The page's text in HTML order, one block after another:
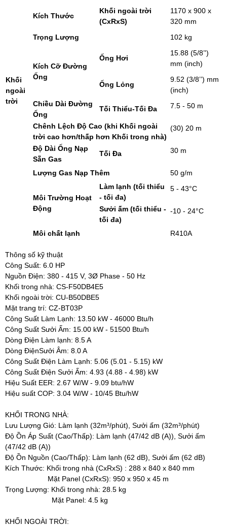
Khối
ngoài
trời
Kích Thước
Khối ngoài trời
(CxRxS)
1170 x 900 x
320 mm
Trọng Lượng
102 kg
Kích Cỡ Đường
Ống
Ống Hơi
15.88 (5/8’')
mm (inch)
Ống Lỏng
9.52 (3/8’’) mm
(inch)
Chiều Dài Đường
Ống
Tối Thiểu-Tối Đa 7.5 - 50 m
Chênh Lệch Độ Cao (khi Khối ngoài
trời cao hơn/thấp hơn Khối trong nhà)
(30) 20 m
Độ Dài Ống Nạp
Sẵn Gas
Tối Đa 30 m
Lượng Gas Nạp Thêm 50 g/m
Môi Trường Hoạt
Động
Làm lạnh (tối thiểu
- tối đa)
5 - 43°C
Sưởi ấm (tối thiểu -
tối đa)
-10 - 24°C
Môi chất lạnh R410A
Thông số kỹ thuật
Công Suất: 6.0 HP
Nguồn Điện: 380 - 415 V, 3Ø Phase - 50 Hz
Khối trong nhà: CS-F50DB4E5
Khối ngoài trời: CU-B50DBE5
Mặt trang trí: CZ-BT03P
Công Suất Làm Lạnh: 13.50 kW - 46000 Btu/h
Công Suất Sưởi Ấm: 15.00 kW - 51500 Btu/h
Dòng Điện Làm lạnh: 8.5 A
Dòng ĐiệnSưởi Âm: 8.0 A
Công Suất Điện Làm Lạnh: 5.06 (5.01 - 5.15) kW
Công Suất Điện Sưởi Ấm: 4.93 (4.88 - 4.98) kW
Hiệu Suất EER: 2.67 W/W - 9.09 btu/hW
Hiệu suất COP: 3.04 W/W - 10/45 Btu/hW
KHỐI TRONG NHÀ:
Lưu Lượng Gió: Làm lạnh (32m³/phút), Sưởi ấm (32m³/phút)
Độ Ồn Áp Suất (Cao/Thấp): Làm lạnh (47/42 dB (A)), Sưởi ấm
(47/42 dB (A))
Độ Ồn Nguồn (Cao/Thấp): Làm lạnh (62 dB), Sưởi ấm (62 dB)
Kích Thước: Khối trong nhà (CxRxS) : 288 x 840 x 840 mm
Mặt Panel (CxRxS): 950 x 950 x 45 m
Trọng Lượng: Khối trong nhà: 28.5 kg
Mặt Panel: 4.5 kg
KHỐI NGOÀI TRỜI: